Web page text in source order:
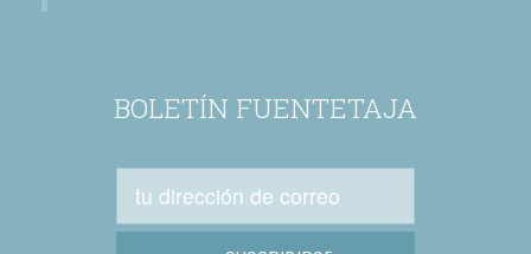
BOLETÍN FUENTETAJA